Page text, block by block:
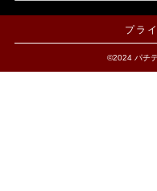
プラ
©2024 パチ